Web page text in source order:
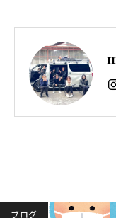
ブログ